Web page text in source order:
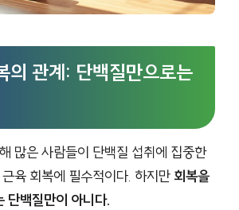
의 관계: 단백질만으로는
많은 사람들이 단백질 섭취에 집중한
육 회복에 필수적이다. 하지만 회복을
단백질만이 아니다.